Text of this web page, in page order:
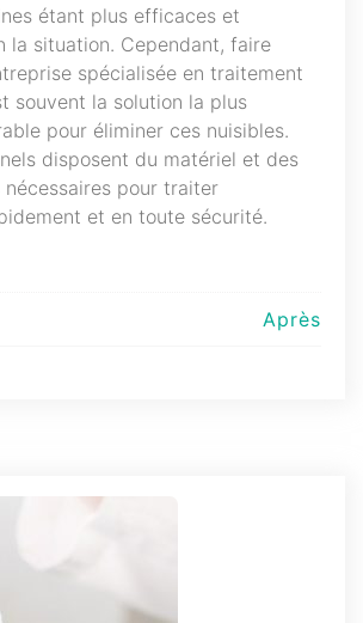
étant plus efficaces et
la situation. Cependant, faire
spécialisée en traitement
souvent la solution la plus
pour éliminer ces nuisibles.
disposent du matériel et des
nécessaires pour traiter
et en toute sécurité.
Après